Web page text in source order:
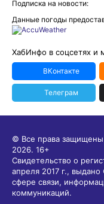
Подписка на новости:
Данные погоды
ХабИнфо в соцсетях и
ВКонтакте
Телеграм
© Все права
2026. 16+
Свидетельство о
апреля 2017 г.,
сфере связи,
коммуникаций.